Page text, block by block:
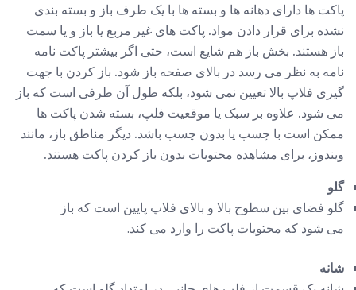
پاکت ها دارای دهانه ها و بسته ها با یک طرف باز و بسته بندی
نشده برای قرار دادن مواد. پاکت های غیر مربع یا باز و یا سمت
باز هستند. بخش باز هم شایع است، حتی اگر بیشتر پاکت نامه
نامه به نظر می رسد در بالای صفحه باز شود. باز کردن با جهت
گیری فلاپ بالا تعیین نمی شود، بلکه طول آن طرفی است که باز
می شود. علاوه بر سبک یا موقعیت فلپ، بسته شدن پاکت ها
ممکن است با چسب یا بدون چسب باشد. دیگر مناطق باز، مانند
ویندوز، برای مشاهده محتویات بدون باز کردن پاکت هستند.
گلو
گلو فضای بین سطوح بالا و بالای فلاپ پایین است که باز
می شود که محتویات پاکت را وارد می کند.
شانه